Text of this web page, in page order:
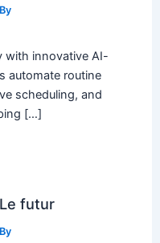
with innovative AI-
automate routine
scheduling, and
[…]
futur